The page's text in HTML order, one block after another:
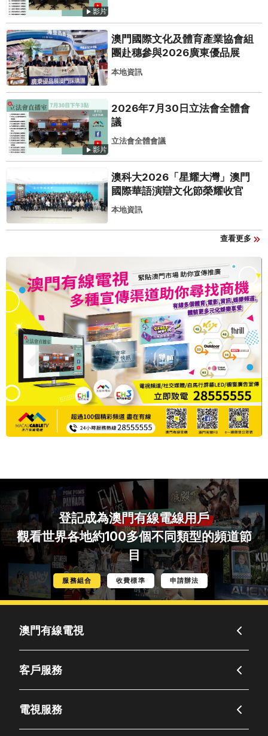
影片
澳門國際文化及體育產業協會組
團赴穗參與2026廣東優品展
本地資訊
影片
2026年7月30日立法會全體會
議
立法會全體會議
澳科大2026「星耀大灣」澳門
國際華語演辯文化節榮耀收官
本地資訊
查看更多
登記成為澳門有線電線用戶
觀看世界各地約100多個不同類型的頻道節
目
服務組合 收費標準 申請辦法
澳門有線電視
客戶服務
電視服務